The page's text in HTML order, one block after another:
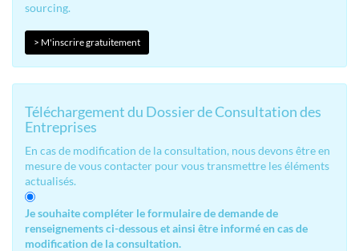
sourcing.
> M'inscrire gratuitement
Téléchargement du Dossier de Consultation des
Entreprises
En cas de modification de la consultation, nous devons être en
mesure de vous contacter pour vous transmettre les éléments
actualisés.
Je souhaite compléter le formulaire de demande de
renseignements ci-dessous et ainsi être informé en cas de
modification de la consultation.